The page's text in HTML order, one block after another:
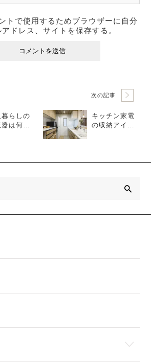
トで使用するためブラウザーに自分
ドレス、サイトを保存する。
らしの
は何合
次の記事
キッチン家電
の収納アイデ